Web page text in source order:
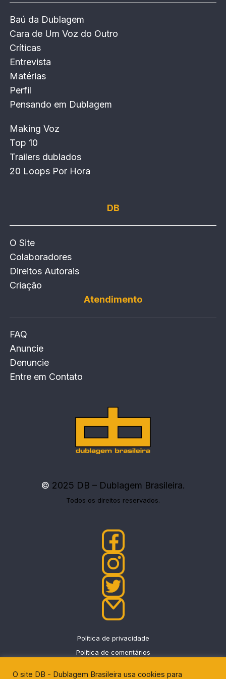
Baú da Dublagem
Cara de Um Voz do Outro
Críticas
Entrevista
Matérias
Perfil
Pensando em Dublagem
Making Voz
Top 10
Trailers dublados
20 Loops Por Hora
DB
O Site
Colaboradores
Direitos Autorais
Criação
Atendimento
FAQ
Anuncie
Denuncie
Entre em Contato
© 2025 DB – Dublagem Brasileira.
Todos os direitos reservados.
Política de privacidade
Política de comentários
O site DB - Dublagem Brasileira usa cookies para